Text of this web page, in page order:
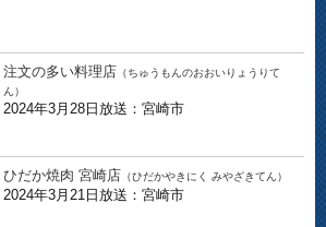
注文の多い料理店 （ちゅうもんのおおいりょうりて
ん）
2024年3月28日放送：宮崎市
ひだか焼肉 宮崎店 （ひだかやきにく みやざきてん）
2024年3月21日放送：宮崎市